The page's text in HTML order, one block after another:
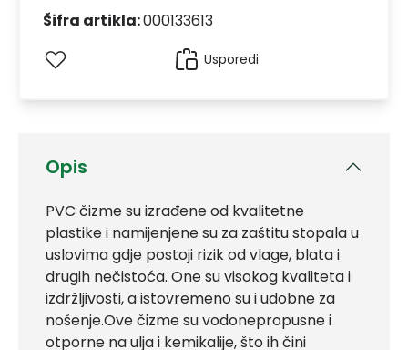
Opis
PVC čizme su izrađene od kvalitetne
plastike i namijenjene su za zaštitu stopala u
uslovima gdje postoji rizik od vlage, blata i
drugih nečistoća. One su visokog kvaliteta i
izdržljivosti, a istovremeno su i udobne za
nošenje.Ove čizme su vodonepropusne i
otporne na ulja i kemikalije, što ih čini
Šifra artikla:000133613
Usporedi